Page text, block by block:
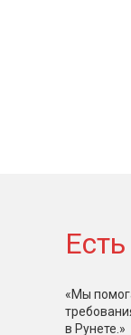
«Мы
в Рунете.»